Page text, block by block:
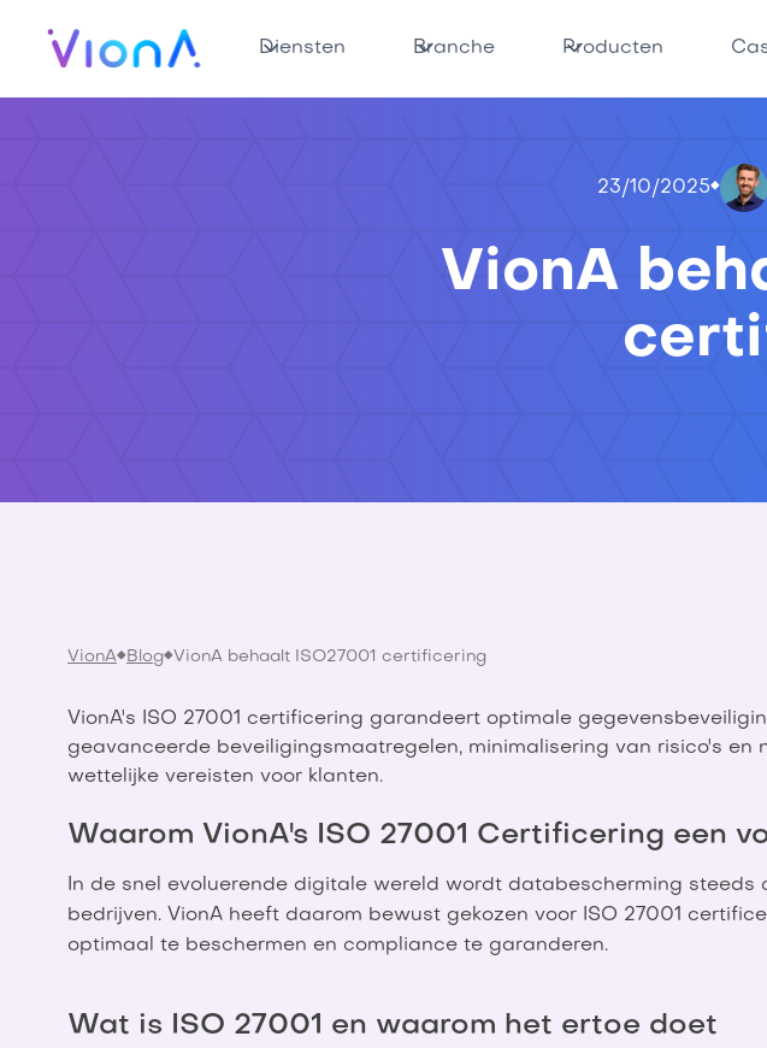
Diensten Branche Producten
23/10/2025
VionA
VionA Blog VionA behaalt ISO27001 certificering
VionA's ISO 27001 certificering garandeert optimale
geavanceerde beveiligingsmaatregelen, minimalisering van risico's en
wettelijke vereisten voor klanten.
Waarom VionA's ISO 27001 Certificering een
In de snel evoluerende digitale wereld wordt databescherming steeds
bedrijven. VionA heeft daarom bewust gekozen voor ISO 27001
optimaal te beschermen en compliance te garanderen.
Wat is ISO 27001 en waarom het ertoe doet